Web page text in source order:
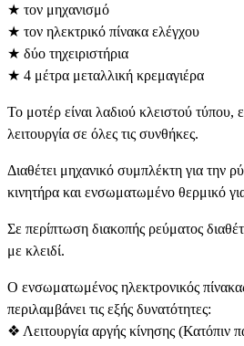
★ τον μηχανισμό
★ τον ηλεκτρικό πίνακα ελέγχου
★ δύο τηχειριστήρια
★ 4 μέτρα μεταλλική κρεμαγιέρα
To μοτέρ είναι λαδιού κλειστού τύπου,
λειτουργία σε όλες τις συνθήκες.
Διαθέτει μηχανικό συμπλέκτη για την
κινητήρα και ενσωματωμένο θερμικό
Σε περίπτωση διακοπής ρεύματος
με κλειδί.
Ο ενσωματωμένος ηλεκτρονικός
περιλαμβάνει τις εξής δυνατότητες:
❖ Λειτουργία αργής κίνησης (Κατόπιν